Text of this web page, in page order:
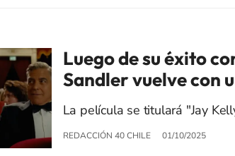
Luego de su éxito
Sandler vuelve con
La película se titulará "Jay
REDACCIÓN 40 CHILE 01/10/2025